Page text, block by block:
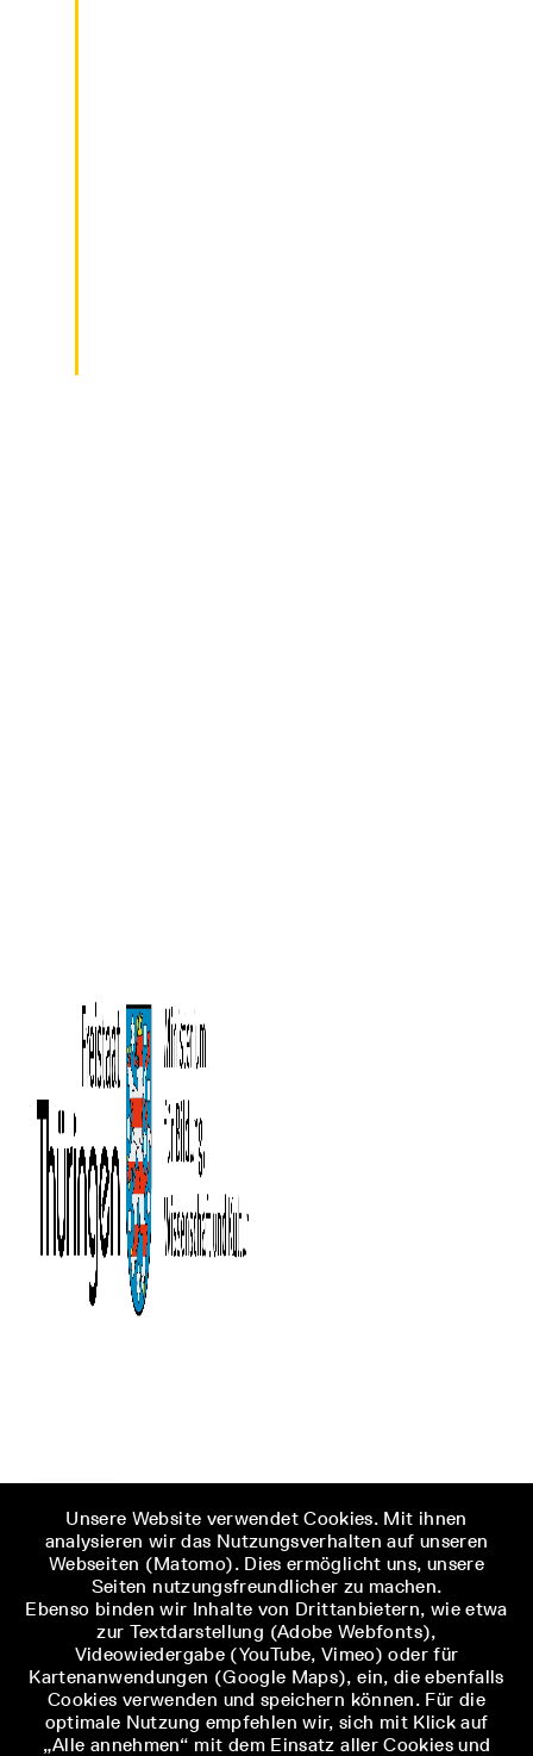
Unsere Website verwendet Cookies. Mit ihnen
analysieren wir das Nutzungsverhalten auf unseren
Webseiten (Matomo). Dies ermöglicht uns, unsere
Seiten nutzungsfreundlicher zu machen.
Ebenso binden wir Inhalte von Drittanbietern, wie etwa
zur Textdarstellung (Adobe Webfonts),
Videowiedergabe (YouTube, Vimeo) oder für
Kartenanwendungen (Google Maps), ein, die ebenfalls
Cookies verwenden und speichern können. Für die
optimale Nutzung empfehlen wir, sich mit Klick auf
„Alle annehmen“ mit dem Einsatz aller Cookies und